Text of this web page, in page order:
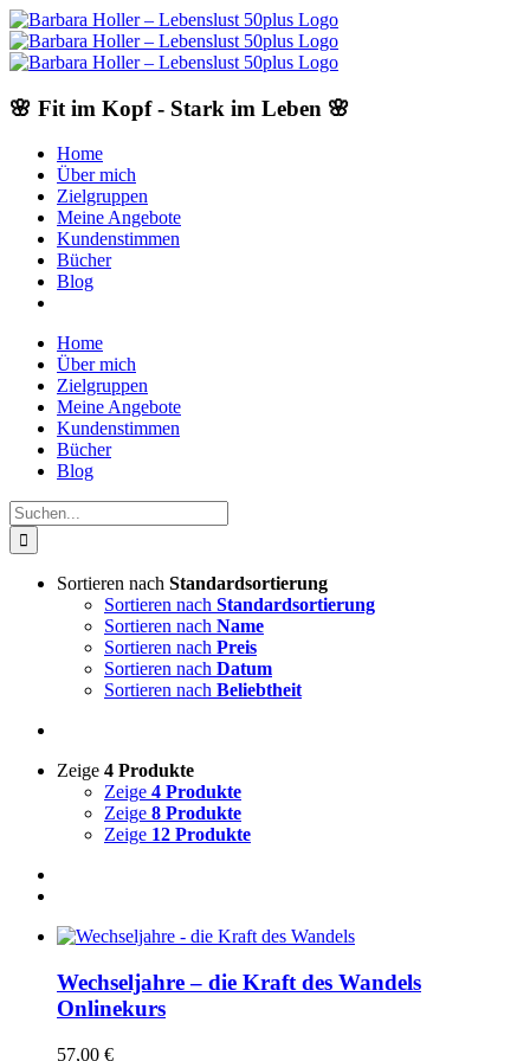
Skip
to
content
🌸 Fit im Kopf - Stark im Leben 🌸
Home
Über mich
Zielgruppen
Meine Angebote
Kundenstimmen
Bücher
Blog
Home
Über mich
Zielgruppen
Meine Angebote
Kundenstimmen
Bücher
Blog
Suche
nach:
Sortieren nach Standardsortierung
Sortieren nach Standardsortierung
Sortieren nach Name
Sortieren nach Preis
Sortieren nach Datum
Sortieren nach Beliebtheit
Zeige 4 Produkte
Zeige 4 Produkte
Zeige 8 Produkte
Zeige 12 Produkte
Wechseljahre – die Kraft des Wandels
Onlinekurs
57,00 €